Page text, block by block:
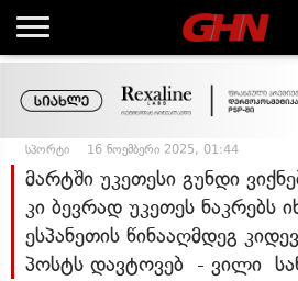
სპორტი 16 ნოემბერი 2025, 01:44
მარტში უკეთესი გუნდი
კი ბევრად უკეთეს ნაკრებს
ესპანეთის წინააღმდეგ
პოსტს დავტოვებ - ვილი